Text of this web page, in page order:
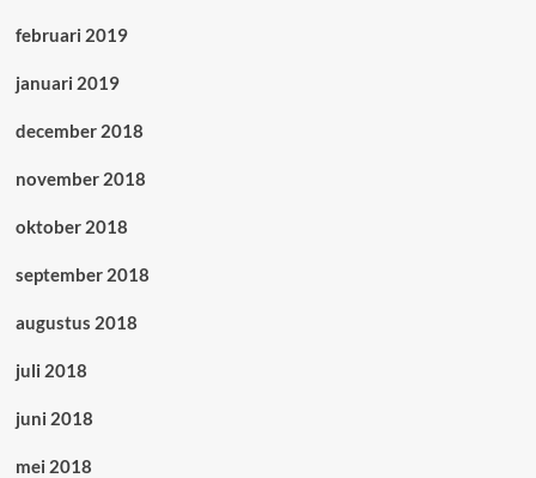
februari 2019
januari 2019
december 2018
november 2018
oktober 2018
september 2018
augustus 2018
juli 2018
juni 2018
mei 2018